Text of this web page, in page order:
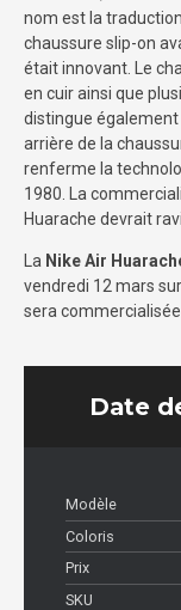
nom est la
chaussure slip-on
était innovant. Le
en cuir ainsi que
distingue également
arrière de la
renferme la
1980. La
Huarache devrait
La Nike Air
vendredi 12 mars
sera commercialisée
Date
Modèle
Coloris
Prix
SKU